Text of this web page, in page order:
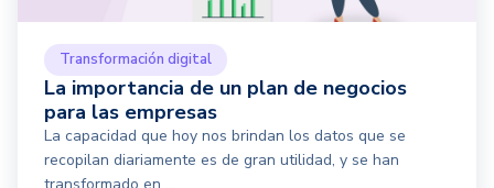
Transformación digital
La importancia de un plan de negocios
para las empresas
La capacidad que hoy nos brindan los datos que se
recopilan diariamente es de gran utilidad, y se han